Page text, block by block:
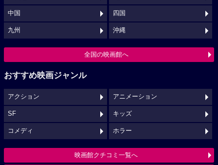
中国 四国
九州 沖縄
全国の映画館へ
おすすめ映画ジャンル
アクション アニメーション
SF キッズ
コメディ ホラー
映画館クチコミ一覧へ